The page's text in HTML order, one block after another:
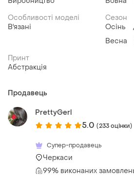
Особливості моделі
В'язані
Сезон
Осінь
Весна
Принт
Абстракція
Продавець
PrettyGerl
5.0 (233 оцінки)
Супер-продавець
Черкаси
99% виконаних